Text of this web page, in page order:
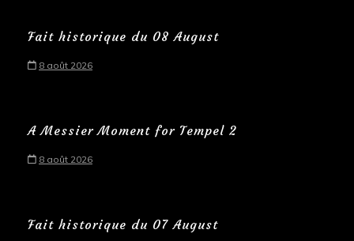
Fait historique du 08 August
8 août 2026
A Messier Moment for Tempel 2
8 août 2026
Fait historique du 07 August